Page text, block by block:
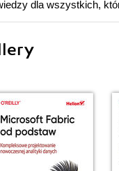
dla wszystkich,